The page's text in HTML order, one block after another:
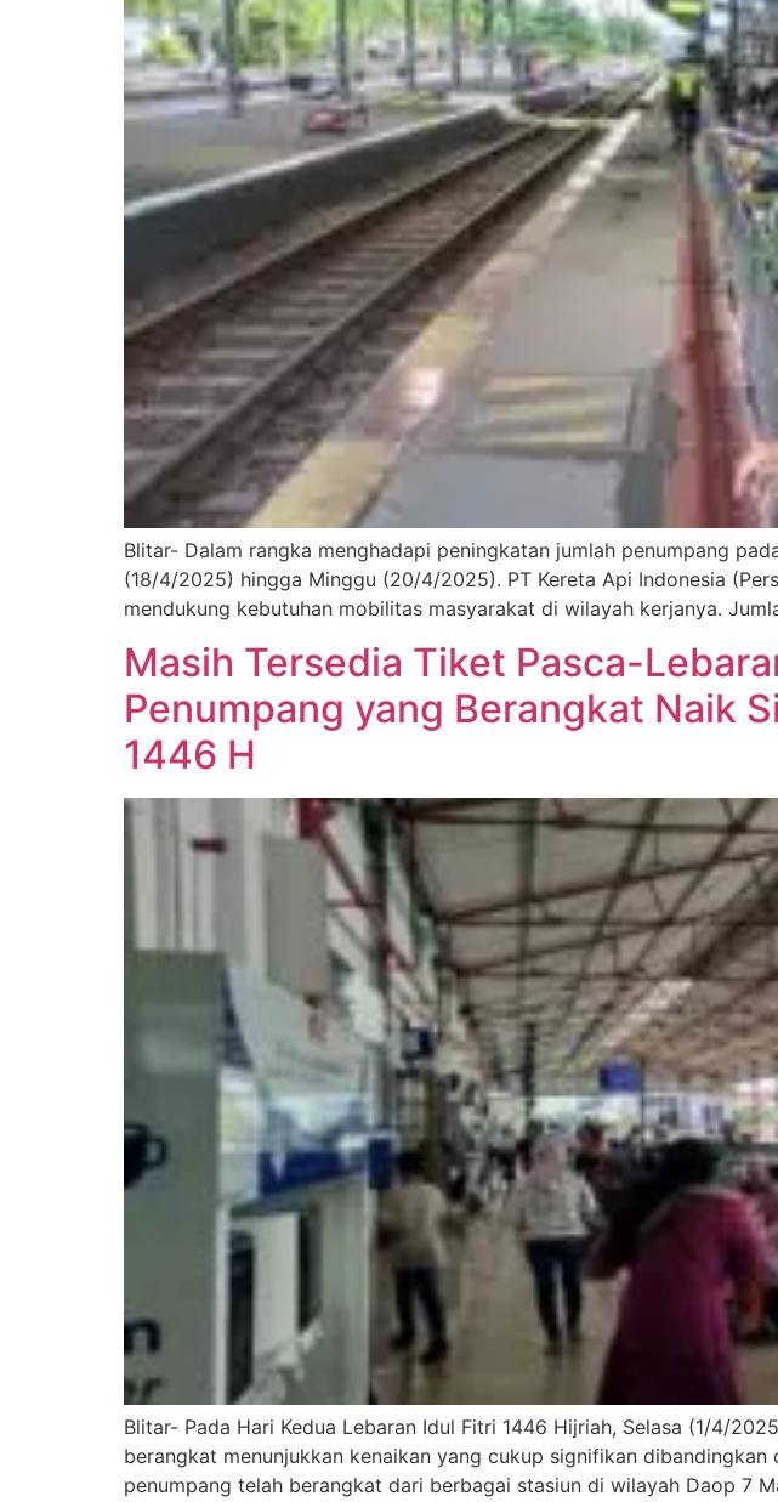
Blitar- Dalam rangka menghadapi peningkatan jumlah penumpang
(18/4/2025) hingga Minggu (20/4/2025). PT Kereta Api Indonesia
mendukung kebutuhan mobilitas masyarakat di wilayah kerjanya.
Masih Tersedia Tiket Pasca-
Penumpang yang Berangkat Naik
1446 H
Blitar- Pada Hari Kedua Lebaran Idul Fitri 1446 Hijriah, Selasa (1/4/
berangkat menunjukkan kenaikan yang cukup signifikan
penumpang telah berangkat dari berbagai stasiun di wilayah Daop 7